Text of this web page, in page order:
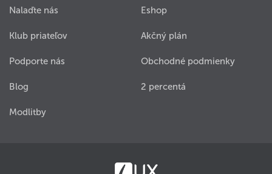
Nalaďte nás
Klub priateľov
Podporte nás
Blog
Modlitby
Eshop
Akčný plán
Obchodné podmienky
2 percentá